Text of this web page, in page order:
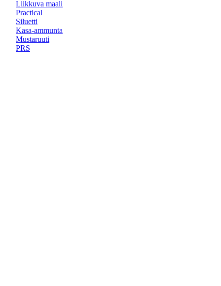
Liikkuva maali
Practical
Siluetti
Kasa-ammunta
Mustaruuti
PRS